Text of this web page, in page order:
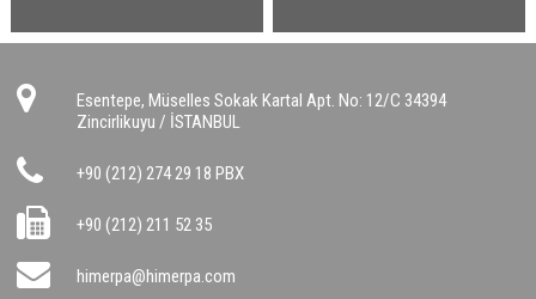
Yardımcı Malzemeler
Yardımcı Malzemeler
Yardımcı Malzemeler
Bitümlü Likitler Astarlar
PVC - EPDM Membranlar
Kauçuk Bitüm Membran
EPDM Membranlar
Geotekstil Keçe
Geotekstil Keçe
Yapı Kimyasalları
Yapı Kimyasalları
OSB
Çatı Bitümlü Ondüle Levha
Yapı Levhaları
Esentepe, Müselles Sokak Kartal Apt. No: 12/C 34394
Zincirlikuyu / İSTANBUL
+90 (212) 274 29 18 PBX
+90 (212) 211 52 35
himerpa@himerpa.com